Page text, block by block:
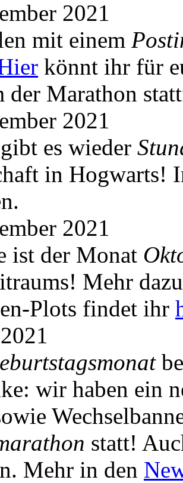
2021
mit einem
könnt ihr für
der Marathon
2021
es wieder
in Hogwarts!
2021
ist der Monat
Mehr
Plots findet ihr
wir haben ein
statt!
Mehr in den